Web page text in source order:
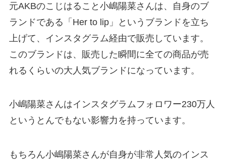
元AKBのこじはること小嶋陽菜さんは、自身のブ
ランドである「Her to lip」というブランドを立ち
上げて、インスタグラム経由で販売しています。
このブランドは、販売した瞬間に全ての商品が売
れるくらいの大人気ブランドになっています。
小嶋陽菜さんはインスタグラムフォロワー230万人
というとんでもない影響力を持っています。
もちろん小嶋陽菜さんが自身が非常人気のインス